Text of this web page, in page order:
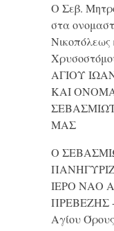
Ο Σεβ.
στα
Νικοπόλεως
ΑΓΙΟΥ
ΚΑΙ
ΜΑΣ
Ο
ΙΕΡΟ ΝΑΟ
ΠΡΕΒΕΖΗΣ -
Αγίου